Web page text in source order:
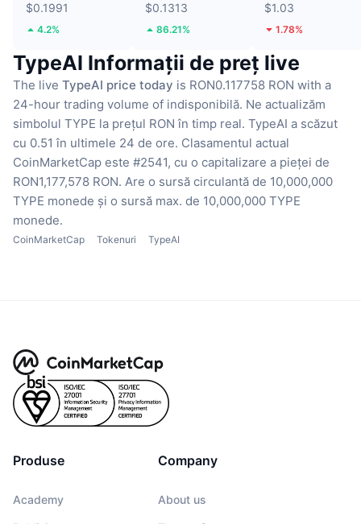
$0.1991
4.2%
$0.1313
86.21%
$1.03
1.78%
TypeAI Informații de preț live
The live TypeAI price today is RON0.117758 RON with a
24-hour trading volume of indisponibilă. Ne actualizăm
simbolul TYPE la prețul RON în timp real. TypeAI a scăzut
cu 0.51 în ultimele 24 de ore. Clasamentul actual
CoinMarketCap este #2541, cu o capitalizare a pieței de
RON1,177,578 RON. Are o sursă circulantă de 10,000,000
TYPE monede și o sursă max. de 10,000,000 TYPE
monede.
CoinMarketCap Tokenuri TypeAI
Produse
Academy
Company
About us